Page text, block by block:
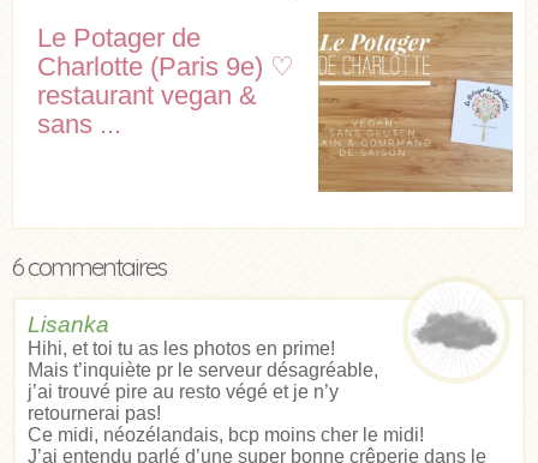
Le Potager de
Charlotte (Paris 9e) ♡
restaurant vegan &
sans ...
6 commentaires
Lisanka
Hihi, et toi tu as les photos en prime!
Mais t’inquiète pr le serveur désagréable,
j’ai trouvé pire au resto végé et je n’y
retournerai pas!
Ce midi, néozélandais, bcp moins cher le midi!
J’ai entendu parlé d’une super bonne crêperie dans le